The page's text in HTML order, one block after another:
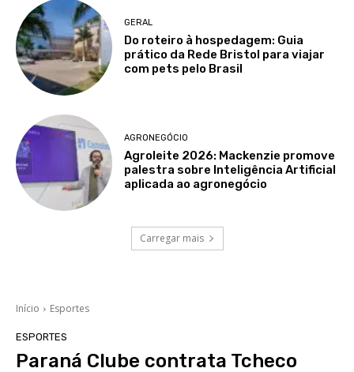
GERAL
Do roteiro à hospedagem: Guia
prático da Rede Bristol para viajar
com pets pelo Brasil
AGRONEGÓCIO
Agroleite 2026: Mackenzie promove
palestra sobre Inteligência Artificial
aplicada ao agronegócio
Carregar mais